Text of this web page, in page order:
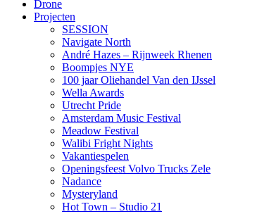
Drone
Projecten
SESSION
Navigate North
André Hazes – Rijnweek Rhenen
Boompjes NYE
100 jaar Oliehandel Van den IJssel
Wella Awards
Utrecht Pride
Amsterdam Music Festival
Meadow Festival
Walibi Fright Nights
Vakantiespelen
Openingsfeest Volvo Trucks Zele
Nadance
Mysteryland
Hot Town – Studio 21